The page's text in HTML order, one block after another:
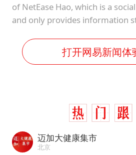
of NetEase Hao, which is a
and only provides information
打开网易新闻体
迈加大健康集市
北京